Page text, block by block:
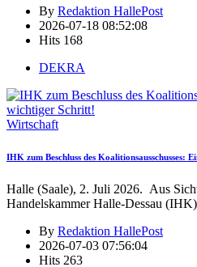
By Redaktion HallePost
2026-07-18 08:52:08
Hits 168
DEKRA
Wirtschaft
IHK zum Beschluss des Koalitionsausschusses:
Halle (Saale), 2. Juli 2026. Aus
Handelskammer Halle-Dessau
By Redaktion HallePost
2026-07-03 07:56:04
Hits 263